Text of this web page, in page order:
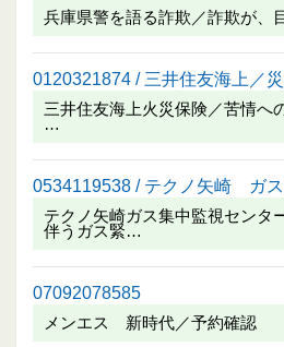
兵庫県警を語る詐欺／詐欺が、
0120321874 / 三井住友海上／
三井住友海上火災保険／苦情へ
…
0534119538 / テクノ矢崎 ガ
テクノ矢崎ガス集中監視センタ
伴うガス緊…
07092078585
メンエス 新時代／予約確認